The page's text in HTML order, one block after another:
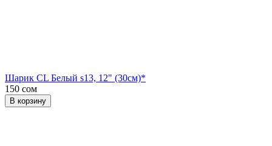
Шарик CL Белый s13, 12" (30см)*
150 сом
В корзину